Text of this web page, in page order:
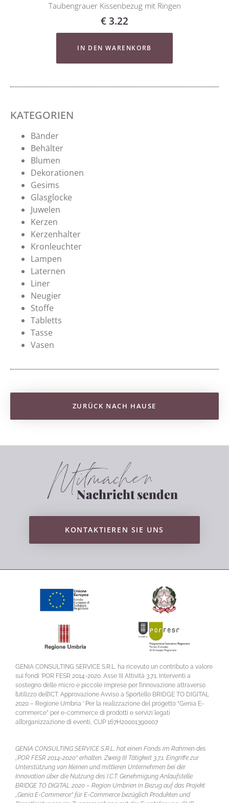
Taubengrauer Kissenbezug mit Ringen
€3.22
IN DEN WARENKORB
KATEGORIEN
Bänder
Behälter
Blumen
Dekorationen
Gesims
Glasglocke
Juwelen
Kerzen
Kerzenhalter
Kronleuchter
Lampen
Laternen
Liner
Neugier
Stoffe
Tabletts
Tasse
Vasen
ZURÜCK NACH HAUSE
Mitmachen
Nachricht senden
KONTAKTIEREN SIE UNS
GENIA CONSULTING SERVICE S.R.L. ha ricevuto un contributo a valore
sui fondi ‘POR FESR 2014-2020. Asse III Attività 3.7.1. Interventi a
sostegno delle micro e piccole imprese per l’innovazione attraverso
l’utilizzo dell’ICT. Approvazione Avviso a Sportello BRIDGE TO DIGITAL
2020 – Regione Umbria ‘ Per la realizzazione del progetto “Genia E-
commerce” per e-commerce di prodotti e servizi legati
all’organizzazione di eventi, CUP 167H20001390007
GENIA CONSULTING SERVICE S.R.L. hat einen Fonds im Rahmen des
„POR FESR 2014-2020“ erhalten. Zweig III Tätigkeit 3.7.1. Eingriffe zur
Unterstützung von kleinen und mittleren Unternehmen bei der
Innovation über die Nutzung des I.C.T. Genehmigung Anlaufstelle
BRIDGE TO DIGITAL 2020 – Region Umbrien in Bezug auf das Projekt
„Genia E-Commerce“ für E-Commerce bezüglich Produkten und